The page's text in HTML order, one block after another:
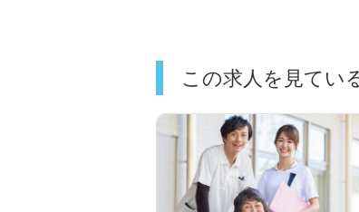
この求人を見てい